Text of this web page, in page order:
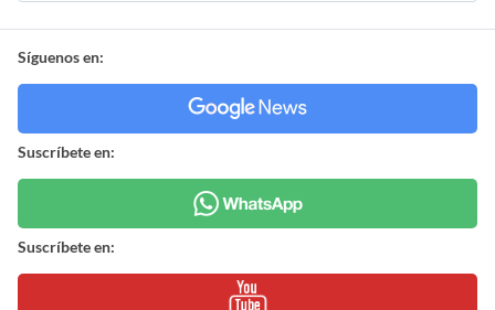
Síguenos en:
Suscríbete en:
Suscríbete en: